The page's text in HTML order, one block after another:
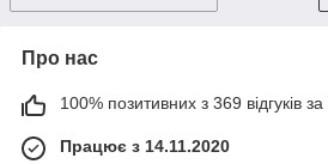
Про нас
100% позитивних з 369 відгуків за
Працює з 14.11.2020